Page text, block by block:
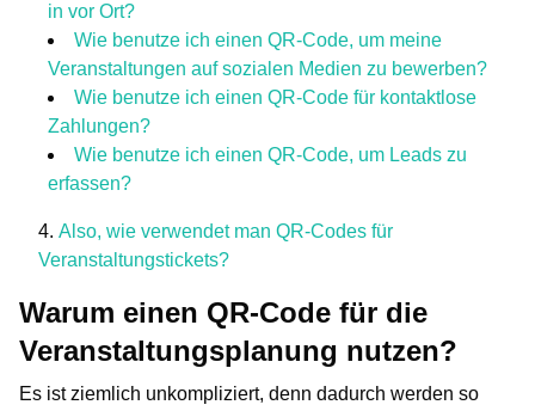
in vor Ort?
Wie benutze ich einen QR-Code, um meine
Veranstaltungen auf sozialen Medien zu bewerben?
Wie benutze ich einen QR-Code für kontaktlose
Zahlungen?
Wie benutze ich einen QR-Code, um Leads zu
erfassen?
Also, wie verwendet man QR-Codes für
Veranstaltungstickets?
Warum einen QR-Code für die
Veranstaltungsplanung nutzen?
Es ist ziemlich unkompliziert, denn dadurch werden so